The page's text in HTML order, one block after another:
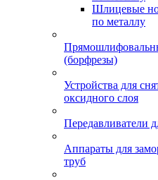
Шлицевые
по металлу
(борфрезы)
Устройства для
оксидного слоя
Передавливатели
Аппараты для
труб